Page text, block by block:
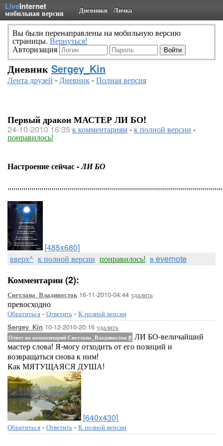
LiveInternet
мобильная версия Дневники Личка
Вы были перенаправлены на мобильную версию
страницы. Вернуться!
Авторизация
Дневник Sergey_Kin
Лента друзей -Дневник-Полная версия
Первый дракон МАСТЕР ЛИ БО!
24-10-2010 16:35 к комментариям-к полной версии -
понравилось!
Настроение сейчас -ЛИ БО
[485x680]
вверх^ к полной версии понравилось! в evernote
Комментарии (2):
Светлана_Владивосток16-11-2010-04:44 удалить
превосходно
Обратиться - Ответить - К полной версии
Sergey_Kin 10-12-2010-20:16 удалить
Ответ на комментарий Светлана_Владивосток # ЛИ БО-величайший
мастер слова! Я-могу отходить от его позиций и
возвращаться снова к ним!
Как МЯТУЩАЯСЯ ДУША!
[640x430]
Обратиться - Ответить - К полной версии